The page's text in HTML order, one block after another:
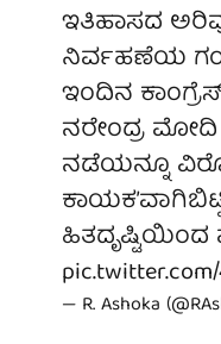
ಇತಿಹಾಸದ
ನಿರ್ವಹಣೆಯ
ಇಂದಿನ
ನರೇಂದ್ರ
ನಡೆಯನ್ನೂ
— R. Ashoka